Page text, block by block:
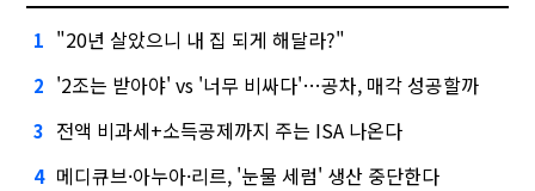
1 "20년 살았으니 내 집 되게 해달라?"
2 '2조는 받아야' vs '너무 비싸다'…공차, 매각 성공할까
3 전액 비과세+소득공제까지 주는 ISA 나온다
4 메디큐브·아누아·리르, '눈물 세럼' 생산 중단한다